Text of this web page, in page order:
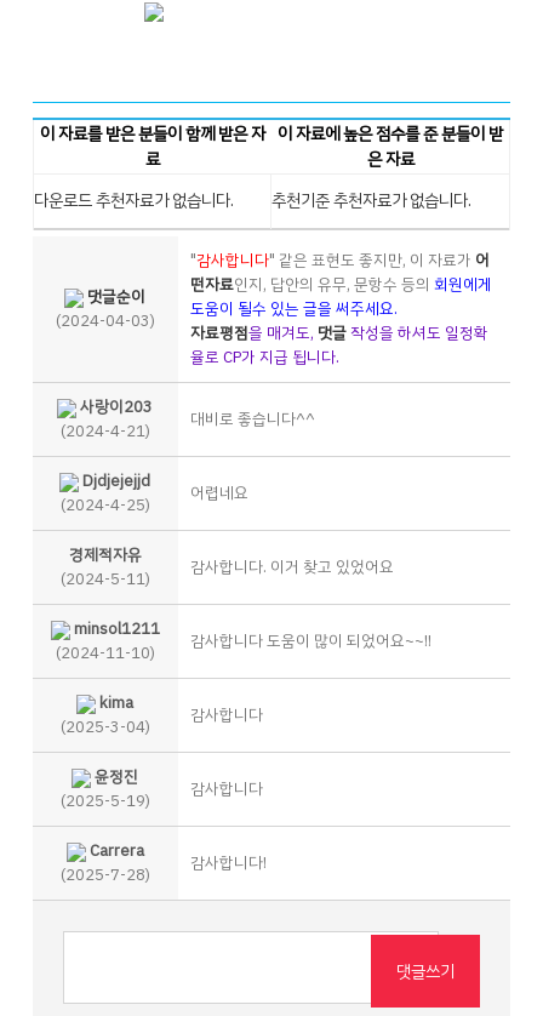
이 자료를 받은 분들이 함께 받은 자
료
이 자료에 높은 점수를 준 분들이 받
은 자료
다운로드 추천자료가 없습니다.
추천기준 추천자료가 없습니다.
댓글순이
(2024-04-03)
"감사합니다" 같은 표현도 좋지만, 이 자료가 어
떤자료인지, 답안의 유무, 문항수 등의 회원에게
도움이 될수 있는 글을 써주세요.
자료평점을 매겨도, 댓글작성을 하셔도 일정확
율로 CP가 지급 됩니다.
사랑이203
(2024-4-21)
대비로 좋습니다^^
Djdjejejjd
(2024-4-25)
어렵네요
경제적자유
(2024-5-11)
감사합니다. 이거 찾고 있었어요
minsol1211
(2024-11-10)
감사합니다 도움이 많이 되었어요~~!!
kima
(2025-3-04)
감사합니다
윤정진
(2025-5-19)
감사합니다
Carrera
(2025-7-28)
감사합니다!